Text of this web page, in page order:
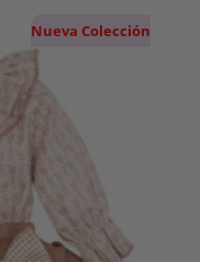
Nueva Colección